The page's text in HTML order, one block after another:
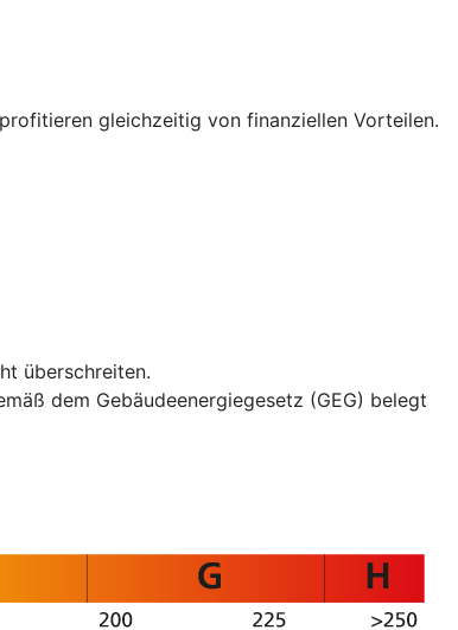
gleichzeitig von finanziellen Vorteilen.
überschreiten.
dem Gebäudeenergiegesetz (GEG) belegt